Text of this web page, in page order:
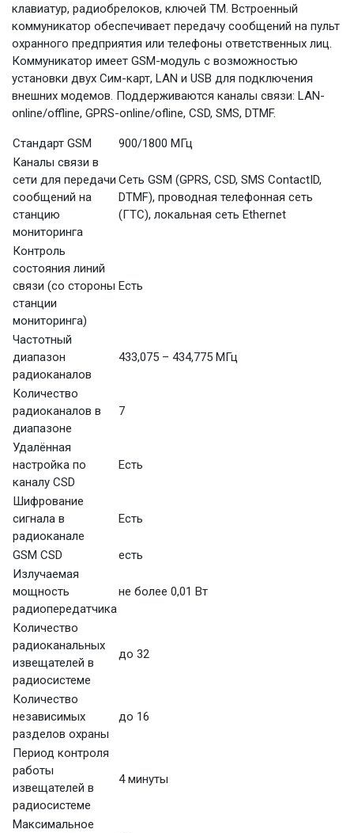
клавиатур, радиобрелоков, ключей ТМ. Встроенный
коммуникатор обеспечивает передачу сообщений на пульт
охранного предприятия или телефоны ответственных лиц.
Коммуникатор имеет GSM-модуль с возможностью
установки двух Сим-карт, LAN и USB для подключения
внешних модемов. Поддерживаются каналы связи: LAN-
online/offline, GPRS-online/ofline, CSD, SMS, DTMF.
Стандарт GSM
900/1800 МГц
Каналы связи в
сети для передачи
сообщений на
станцию
мониторинга
Сеть GSM (GPRS, CSD, SMS ContactID,
DTMF), проводная телефонная сеть
(ГТС), локальная сеть Ethernet
Контроль
состояния линий
связи (со стороны
станции
мониторинга)
Есть
Частотный
диапазон
радиоканалов
433,075 – 434,775 МГц
Количество
радиоканалов в
диапазоне
7
Удалённая
настройка по
каналу CSD
Есть
Шифрование
сигнала в
радиоканале
Есть
GSM CSD
есть
Излучаемая
мощность
радиопередатчика
не более 0,01 Вт
Количество
радиоканальных
извещателей в
радиосистеме
до 32
Количество
независимых
разделов охраны
до 16
Период контроля
работы
извещателей в
радиосистеме
4 минуты
Максимальное